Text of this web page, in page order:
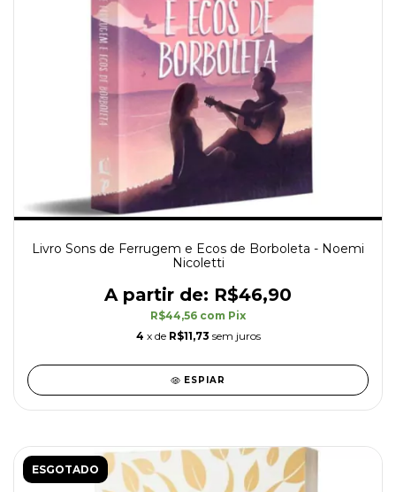
Livro Sons de Ferrugem e Ecos de Borboleta - Noemi
Nicoletti
R$46,90
R$44,56 com Pix
4 x de R$11,73 sem juros
ESPIAR
ESGOTADO